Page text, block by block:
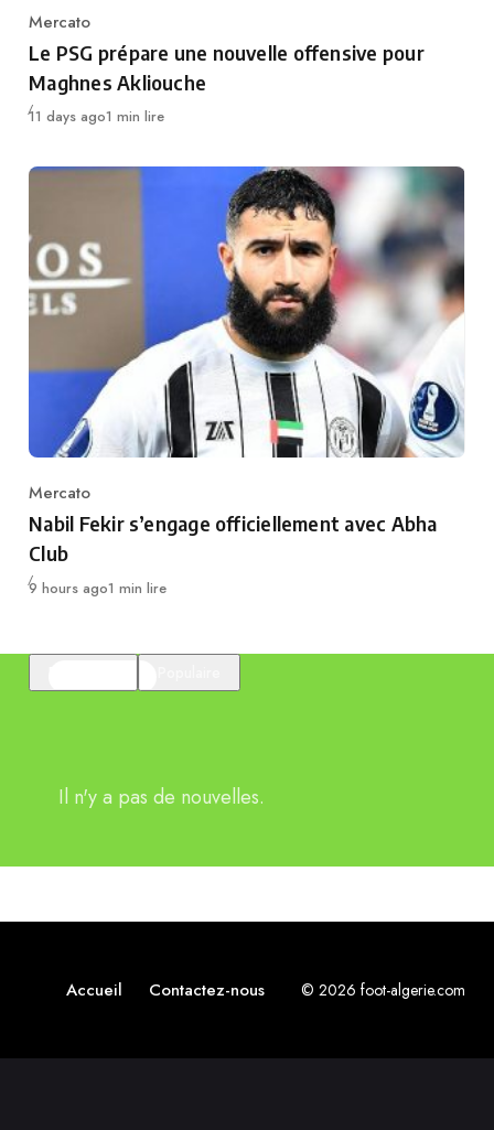
Category
Mercato
Le PSG prépare une nouvelle offensive pour
Maghnes Akliouche
Publié
11 days ago1 min lire
Category
Mercato
Nabil Fekir s’engage officiellement avec Abha
Club
Publié
9 hours ago1 min lire
Il n'y a pas de nouvelles.
Accueil Contactez-nous © 2026 foot-algerie.com